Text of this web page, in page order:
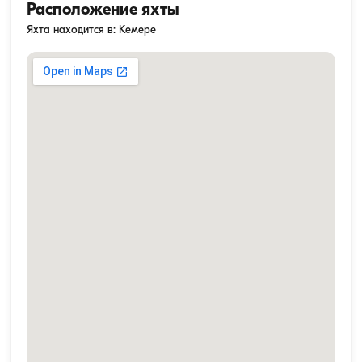
Расположение яхты
Яхта находится в: Кемере